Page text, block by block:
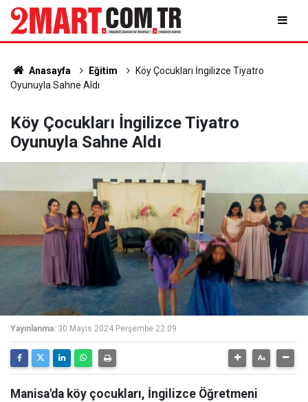
Anasayfa Eğitim
Köy Çocukları İngilizce Tiyatro
Oyunuyla Sahne Aldı
Köy Çocukları İngilizce Tiyatro
Oyunuyla Sahne Aldı
Yayınlanma: 30 Mayıs 2024 Perşembe 22:09
Manisa'da köy çocukları, İngilizce Öğretmeni